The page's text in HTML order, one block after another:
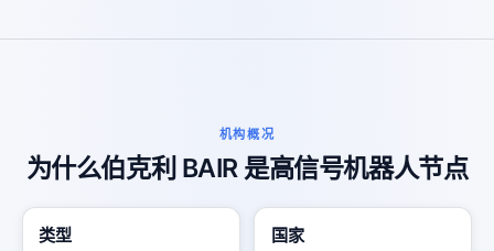
机构概况
为什么伯克利 BAIR 是高信号机器人节点
类型 国家